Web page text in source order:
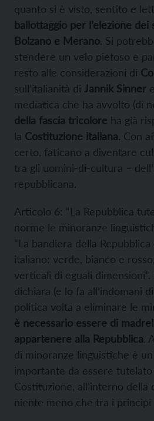
quanto si è visto, sentito e
ballottaggio per l’elezione dei
Bolzano e Merano. Si
stendere un velo pietoso e
resto alle considerazioni di
sull’italianità di Jannik Sinner
mediatica che ha avvolto (di
della fascia tricolore ha già
la Costituzione italiana. Con
certo, faticano a diventare
tra gli uomini-di-cultura –
repubblicana.
Articolo 6: “La Repubblica
norme le minoranze
“La bandiera della
italiano: verde, bianco e
verticali di eguali dimensioni”.
dichiara (e lo fa all’indomani
politica volta a eliminare le
è necessario essere di
appartenere alla Repubblica.
di minoranze linguistiche è
importante da essere tutelato
Costituzione, all’interno della
niente meno che tra i principi